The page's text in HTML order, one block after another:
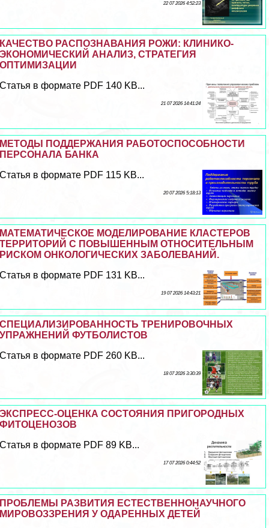
22 07 2026 4:52:23
КАЧЕСТВО РАСПОЗНАВАНИЯ РОЖИ: КЛИНИКО-
ЭКОНОМИЧЕСКИЙ АНАЛИЗ, СТРАТЕГИЯ
ОПТИМИЗАЦИИ
Статья в формате PDF 140 KB...
21 07 2026 14:41:24
МЕТОДЫ ПОДДЕРЖАНИЯ РАБОТОСПОСОБНОСТИ
ПЕРСОНАЛА БАНКА
Статья в формате PDF 115 KB...
20 07 2026 5:18:13
МАТЕМАТИЧЕСКОЕ МОДЕЛИРОВАНИЕ КЛАСТЕРОВ
ТЕРРИТОРИЙ С ПОВЫШЕННЫМ ОТНОСИТЕЛЬНЫМ
РИСКОМ ОНКОЛОГИЧЕСКИХ ЗАБОЛЕВАНИЙ.
Статья в формате PDF 131 KB...
19 07 2026 14:43:21
СПЕЦИАЛИЗИРОВАННОСТЬ ТРЕНИРОВОЧНЫХ
УПРАЖНЕНИЙ ФУТБОЛИСТОВ
Статья в формате PDF 260 KB...
18 07 2026 3:30:39
ЭКСПРЕСС-ОЦЕНКА СОСТОЯНИЯ ПРИГОРОДНЫХ
ФИТОЦЕНОЗОВ
Статья в формате PDF 89 KB...
17 07 2026 0:44:52
ПРОБЛЕМЫ РАЗВИТИЯ ЕСТЕСТВЕННОНАУЧНОГО
МИРОВОЗЗРЕНИЯ У ОДАРЕННЫХ ДЕТЕЙ